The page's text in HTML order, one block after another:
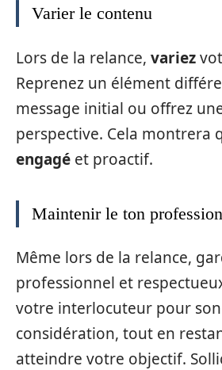
Varier le contenu
Lors de la relance, variez
Reprenez un élément
message initial ou offrez
perspective. Cela montrera
engagé et proactif.
Maintenir le ton
Même lors de la relance,
professionnel et
votre interlocuteur pour
considération, tout en
atteindre votre objectif.